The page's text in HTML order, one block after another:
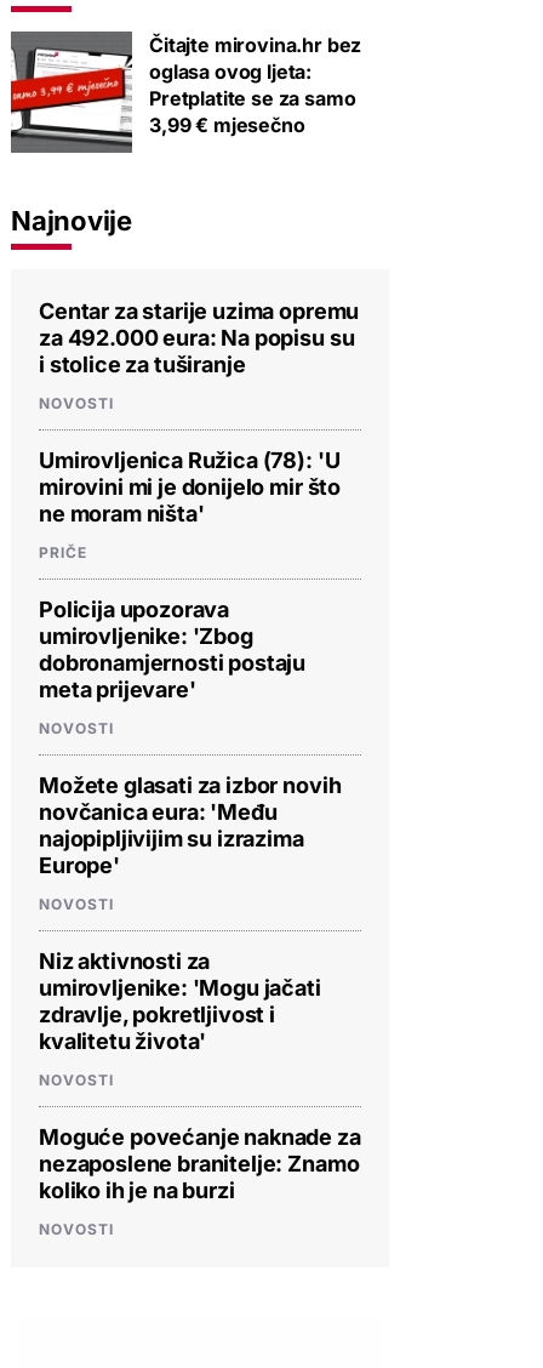
Čitajte mirovina.hr bez
oglasa ovog ljeta:
Pretplatite se za samo
3,99 € mjesečno
Najnovije
Centar za starije uzima opremu
za 492.000 eura: Na popisu su
i stolice za tuširanje
NOVOSTI
Umirovljenica Ružica (78): 'U
mirovini mi je donijelo mir što
ne moram ništa'
PRIČE
Policija upozorava
umirovljenike: 'Zbog
dobronamjernosti postaju
meta prijevare'
NOVOSTI
Možete glasati za izbor novih
novčanica eura: 'Među
najopipljivijim su izrazima
Europe'
NOVOSTI
Niz aktivnosti za
umirovljenike: 'Mogu jačati
zdravlje, pokretljivost i
kvalitetu života'
NOVOSTI
Moguće povećanje naknade za
nezaposlene branitelje: Znamo
koliko ih je na burzi
NOVOSTI